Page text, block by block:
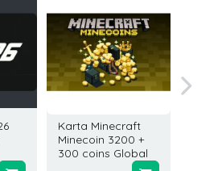
Karta Minecraft
Minecoin 3200 +
300 coins Global